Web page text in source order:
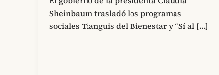
Sheinbaum trasladó los programas
sociales Tianguis del Bienestar y “Sí al […]